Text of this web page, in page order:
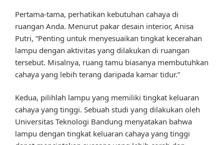
Pertama-tama, perhatikan kebutuhan cahaya di
ruangan Anda. Menurut pakar desain interior, Anisa
Putri, “Penting untuk menyesuaikan tingkat kecerahan
lampu dengan aktivitas yang dilakukan di ruangan
tersebut. Misalnya, ruang tamu biasanya membutuhkan
cahaya yang lebih terang daripada kamar tidur.”
Kedua, pilihlah lampu yang memiliki tingkat keluaran
cahaya yang tinggi. Sebuah studi yang dilakukan oleh
Universitas Teknologi Bandung menyatakan bahwa
lampu dengan tingkat keluaran cahaya yang tinggi